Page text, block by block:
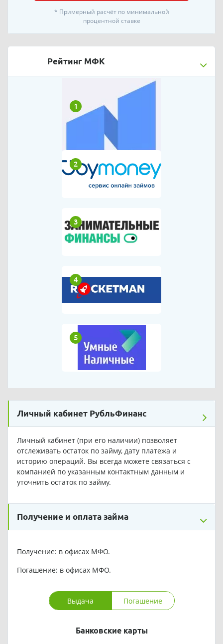
* Примерный расчёт по минимальной
процентной ставке
Рейтинг МФК
1
2
3
4
5
Личный кабинет РубльФинанс
Личный кабинет (при его наличии) позволяет
отслеживать остаток по займу, дату платежа и
историю операций. Вы всегда можете связаться с
компанией по указанным контактным данным и
уточнить остаток по займу.
Получение и оплата займа
Получение: в офисах МФО.
Погашение: в офисах МФО.
Выдача Погашение
Банковские карты